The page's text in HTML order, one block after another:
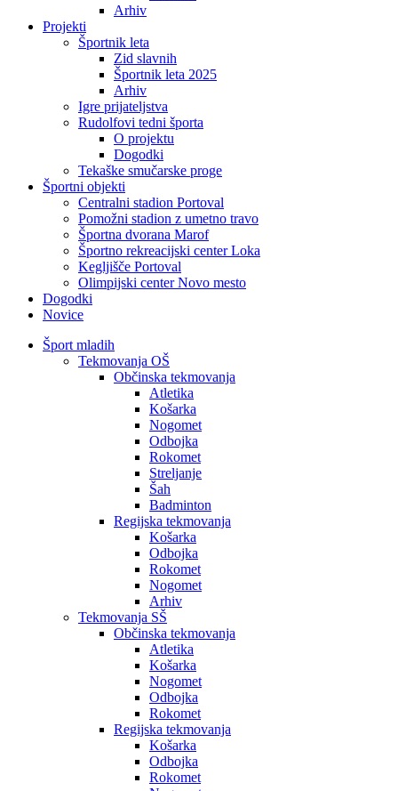
Arhiv
Projekti
Športnik leta
Zid slavnih
Športnik leta 2025
Arhiv
Igre prijateljstva
Rudolfovi tedni športa
O projektu
Dogodki
Tekaške smučarske proge
Športni objekti
Centralni stadion Portoval
Pomožni stadion z umetno travo
Športna dvorana Marof
Športno rekreacijski center Loka
Kegljišče Portoval
Olimpijski center Novo mesto
Dogodki
Novice
Šport mladih
Tekmovanja OŠ
Občinska tekmovanja
Atletika
Košarka
Nogomet
Odbojka
Rokomet
Streljanje
Šah
Badminton
Regijska tekmovanja
Košarka
Odbojka
Rokomet
Nogomet
Arhiv
Tekmovanja SŠ
Občinska tekmovanja
Atletika
Košarka
Nogomet
Odbojka
Rokomet
Regijska tekmovanja
Košarka
Odbojka
Rokomet